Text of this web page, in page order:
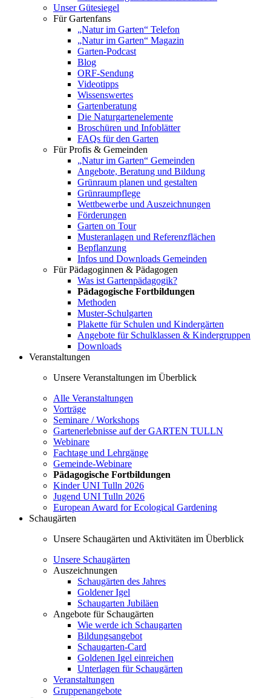
Unser Gütesiegel
Für Gartenfans
„Natur im Garten“ Telefon
„Natur im Garten“ Magazin
Garten-Podcast
Blog
ORF-Sendung
Videotipps
Wissenswertes
Gartenberatung
Die Naturgartenelemente
Broschüren und Infoblätter
FAQs für den Garten
Für Profis & Gemeinden
„Natur im Garten“ Gemeinden
Angebote, Beratung und Bildung
Grünraum planen und gestalten
Grünraumpflege
Wettbewerbe und Auszeichnungen
Förderungen
Garten on Tour
Musteranlagen und Referenzflächen
Bepflanzung
Infos und Downloads Gemeinden
Für Pädagoginnen & Pädagogen
Was ist Gartenpädagogik?
Pädagogische Fortbildungen
Methoden
Muster-Schulgarten
Plakette für Schulen und Kindergärten
Angebote für Schulklassen & Kindergruppen
Downloads
Veranstaltungen
Unsere Veranstaltungen im Überblick
Alle Veranstaltungen
Vorträge
Seminare / Workshops
Gartenerlebnisse auf der GARTEN TULLN
Webinare
Fachtage und Lehrgänge
Gemeinde-Webinare
Pädagogische Fortbildungen
Kinder UNI Tulln 2026
Jugend UNI Tulln 2026
European Award for Ecological Gardening
Schaugärten
Unsere Schaugärten und Aktivitäten im Überblick
Unsere Schaugärten
Auszeichnungen
Schaugärten des Jahres
Goldener Igel
Schaugarten Jubiläen
Angebote für Schaugärten
Wie werde ich Schaugarten
Bildungsangebot
Schaugarten-Card
Goldenen Igel einreichen
Unterlagen für Schaugärten
Veranstaltungen
Gruppenangebote